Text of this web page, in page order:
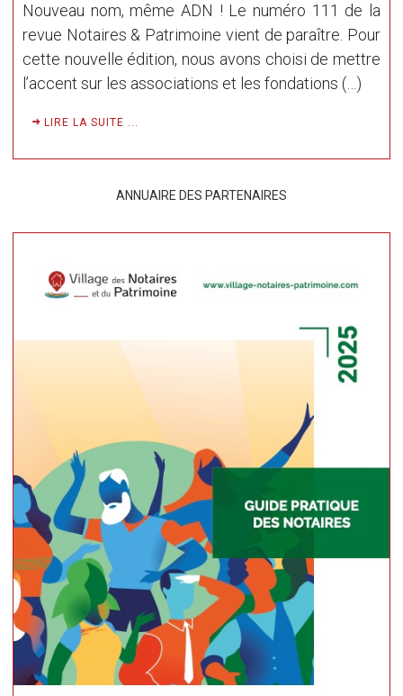
Nouveau nom, même ADN ! Le numéro 111 de la
revue Notaires & Patrimoine vient de paraître. Pour
cette nouvelle édition, nous avons choisi de mettre
l’accent sur les associations et les fondations (…)
LIRE LA SUITE ...
ANNUAIRE DES PARTENAIRES